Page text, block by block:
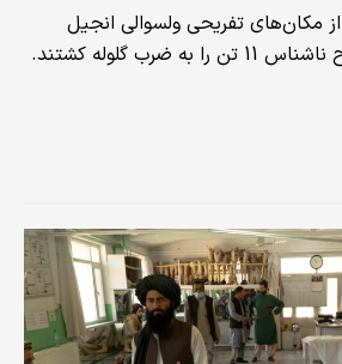
مکان‌های تفریحی ولسوالی انجیل
ضرب گلوله کشتند.